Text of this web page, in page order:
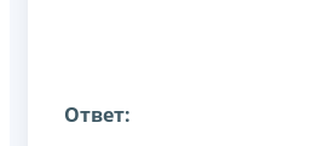
Ответ: